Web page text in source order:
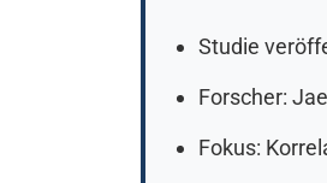
Studie
Forscher:
Fokus: